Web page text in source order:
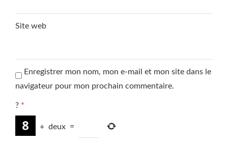
Site web
Enregistrer mon nom, mon e-mail et mon site dans le
navigateur pour mon prochain commentaire.
? *
+ deux =